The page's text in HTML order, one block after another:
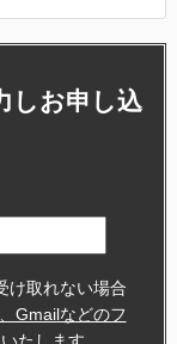
しお申し込
け取れない場合
Gmailなどのフ
たします。